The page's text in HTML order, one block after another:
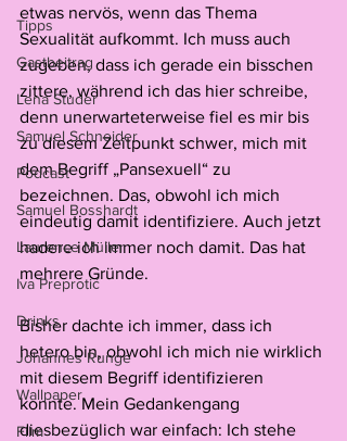
Tipps
Gastbeitrag
Lena Studer
Samuel Schneider
Podcast
Samuel Bosshardt
Laurence Müller
Iva Preprotić
Drinks
Johannes Runge
Wallpaper
Film
etwas nervös, wenn das Thema
Sexualität aufkommt. Ich muss auch
zugeben, dass ich gerade ein bisschen
zittere, während ich das hier schreibe,
denn unerwarteterweise fiel es mir bis
zu diesem Zeitpunkt schwer, mich mit
dem Begriff „Pansexuell“ zu
bezeichnen. Das, obwohl ich mich
eindeutig damit identifiziere. Auch jetzt
hadere ich immer noch damit. Das hat
mehrere Gründe.
Bisher dachte ich immer, dass ich
hetero bin, obwohl ich mich nie wirklich
mit diesem Begriff identifizieren
konnte. Mein Gedankengang
diesbezüglich war einfach: Ich stehe